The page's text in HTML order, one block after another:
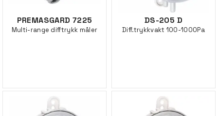
PREMASGARD 7225
Multi-range difftrykk måler
DS-205 D
Diff.trykkvakt 100-1000Pa